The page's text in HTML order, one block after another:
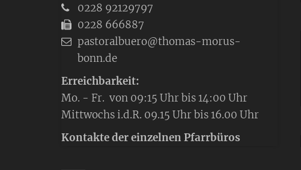
0228 92129797
0228 666887
pastoralbuero@thomas-morus-
bonn.de
Erreichbarkeit:
Mo. - Fr. von 09:15 Uhr bis 14:00 Uhr
Mittwochs i.d.R. 09.15 Uhr bis 16.00 Uhr
Kontakte der einzelnen Pfarrbüros